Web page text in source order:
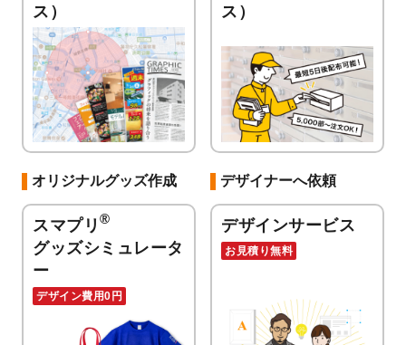
ス）
ス）
オリジナルグッズ作成
スマプリ ®
グッズシミュレータ
ー
デザイン費用0円
デザイナーへ依頼
デザインサービス
お見積り無料